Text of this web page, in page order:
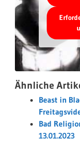
Ähnliche
Beast in
Bad
13.01.2023